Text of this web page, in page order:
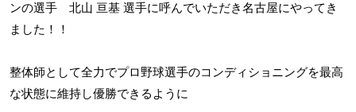
ンの選手 北山 亘基 選手に呼んでいただき名古屋にやってき
ました！！
整体師として全力でプロ野球選手のコンディショニングを最高
な状態に維持し優勝できるように